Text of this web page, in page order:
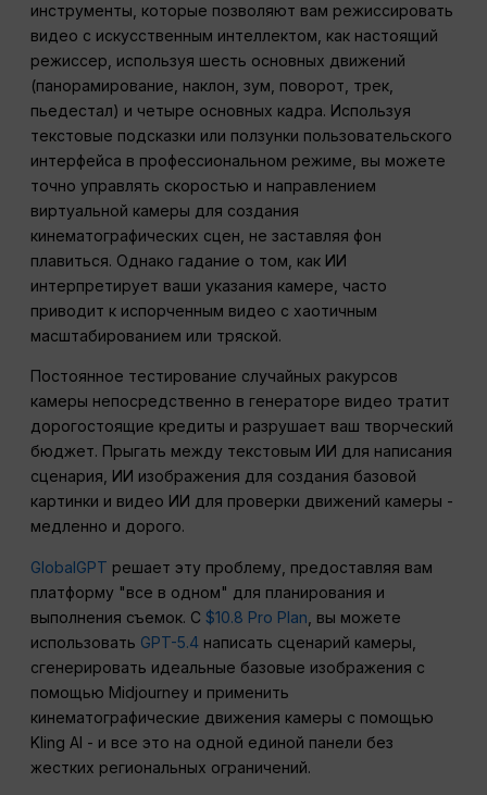
инструменты, которые позволяют вам режиссировать
видео с искусственным интеллектом, как настоящий
режиссер, используя шесть основных движений
(панорамирование, наклон, зум, поворот, трек,
пьедестал) и четыре основных кадра. Используя
текстовые подсказки или ползунки пользовательского
интерфейса в профессиональном режиме, вы можете
точно управлять скоростью и направлением
виртуальной камеры для создания
кинематографических сцен, не заставляя фон
плавиться. Однако гадание о том, как ИИ
интерпретирует ваши указания камере, часто
приводит к испорченным видео с хаотичным
масштабированием или тряской.
Постоянное тестирование случайных ракурсов
камеры непосредственно в генераторе видео тратит
дорогостоящие кредиты и разрушает ваш творческий
бюджет. Прыгать между текстовым ИИ для написания
сценария, ИИ изображения для создания базовой
картинки и видео ИИ для проверки движений камеры -
медленно и дорого.
GlobalGPT решает эту проблему, предоставляя вам
платформу "все в одном" для планирования и
выполнения съемок. С$10.8 Pro Plan , вы можете
использовать GPT-5.4 написать сценарий камеры,
сгенерировать идеальные базовые изображения с
помощью Midjourney и применить
кинематографические движения камеры с помощью
Kling AI - и все это на одной единой панели без
жестких региональных ограничений.